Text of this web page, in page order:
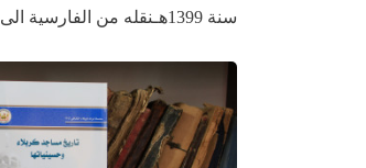
سنة 1399هـنقله من الفارسية الى العربية مركز...